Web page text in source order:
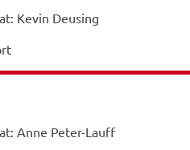
Kevin Deusing
Anne Peter-Lauff